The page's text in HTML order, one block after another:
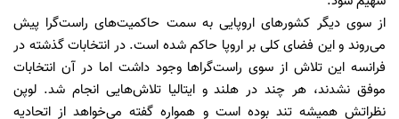
از سوی دیگر کشورهای اروپایی به سمت حاکمیت‌های راست‌گرا پیش
می‌روند و این فضای کلی بر اروپا حاکم شده است. در انتخابات گذشته در
فرانسه این تلاش از سوی راست‌گراها وجود داشت اما در آن انتخابات
موفق نشدند، هر چند در هلند و ایتالیا تلاش‌هایی انجام شد. لوپن
نظراتش همیشه تند بوده است و همواره گفته می‌خواهد از اتحادیه